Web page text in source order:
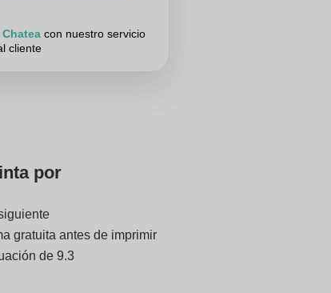
Chatea con nuestro servicio
cliente
por
gratuita antes de imprimir
de 9.3